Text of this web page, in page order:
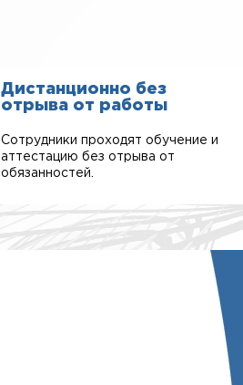
Дистанционно без
отрыва от работы
Сотрудники проходят обучение и
аттестацию без отрыва от
обязанностей.